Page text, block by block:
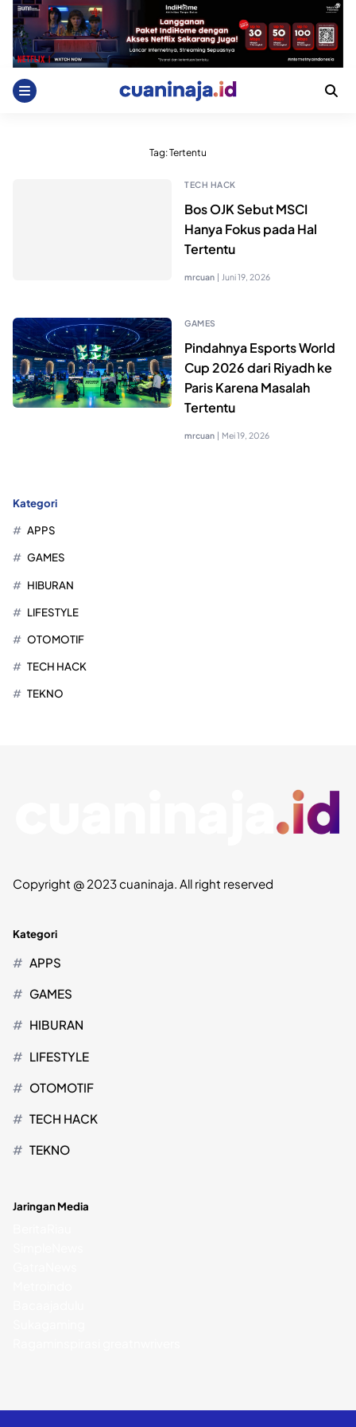
Skip
content
Tag:Tertentu
TECH HACK
Bos OJK Sebut MSCI
Hanya Fokus pada Hal
Tertentu
mrcuan | Juni 19, 2026
GAMES
Pindahnya Esports World
Cup 2026 dari Riyadh ke
Paris Karena Masalah
Tertentu
mrcuan | Mei 19, 2026
Kategori
APPS
GAMES
HIBURAN
LIFESTYLE
OTOMOTIF
TECH HACK
TEKNO
Copyright @ 2023 cuaninaja. All right reserved
Kategori
APPS
GAMES
HIBURAN
LIFESTYLE
OTOMOTIF
TECH HACK
TEKNO
Jaringan Media